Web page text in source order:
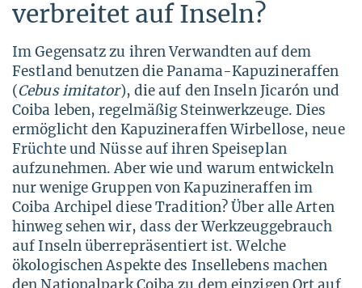
verbreitet auf Inseln?
Im Gegensatz zu ihren Verwandten auf dem
Festland benutzen die Panama-Kapuzineraffen
(Cebus imitator), die auf den Inseln Jicarón und
Coiba leben, regelmäßig Steinwerkzeuge. Dies
ermöglicht den Kapuzineraffen Wirbellose, neue
Früchte und Nüsse auf ihren Speiseplan
aufzunehmen. Aber wie und warum entwickeln
nur wenige Gruppen von Kapuzineraffen im
Coiba Archipel diese Tradition? Über alle Arten
hinweg sehen wir, dass der Werkzeuggebrauch
auf Inseln überrepräsentiert ist. Welche
ökologischen Aspekte des Insellebens machen
den Nationalpark Coiba zu dem einzigen Ort auf